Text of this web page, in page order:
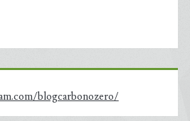
blogcarbonozero/